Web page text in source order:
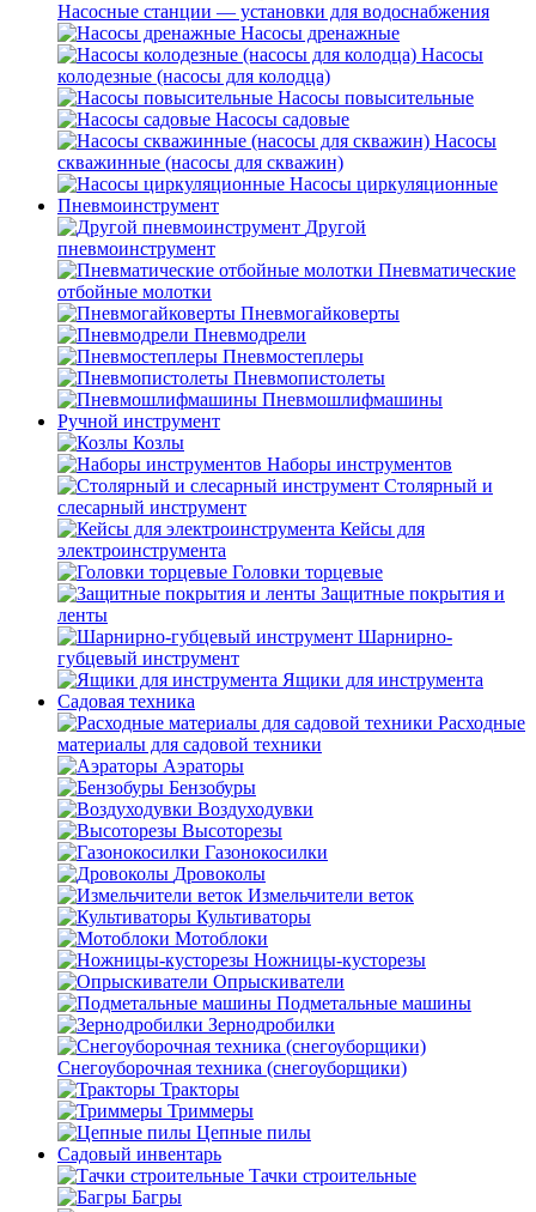
Насосные станции — установки для водоснабжения
Насосы дренажные
Насосы
колодезные (насосы для колодца)
Насосы повысительные
Насосы садовые
Насосы
скважинные (насосы для скважин)
Насосы циркуляционные
Пневмоинструмент
Другой
пневмоинструмент
Пневматические
отбойные молотки
Пневмогайковерты
Пневмодрели
Пневмостеплеры
Пневмопистолеты
Пневмошлифмашины
Ручной инструмент
Козлы
Наборы инструментов
Столярный и
слесарный инструмент
Кейсы для
электроинструмента
Головки торцевые
Защитные покрытия и
ленты
Шарнирно-
губцевый инструмент
Ящики для инструмента
Садовая техника
Расходные
материалы для садовой техники
Аэраторы
Бензобуры
Воздуходувки
Высоторезы
Газонокосилки
Дровоколы
Измельчители веток
Культиваторы
Мотоблоки
Ножницы-кусторезы
Опрыскиватели
Подметальные машины
Зернодробилки
Снегоуборочная техника (снегоуборщики)
Тракторы
Триммеры
Цепные пилы
Садовый инвентарь
Тачки строительные
Багры